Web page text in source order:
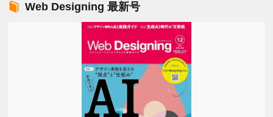
Web Designing 最新号